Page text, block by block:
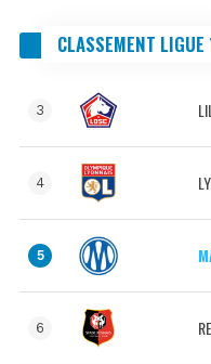
CLASSEMENT LIGUE
3
4
5
6